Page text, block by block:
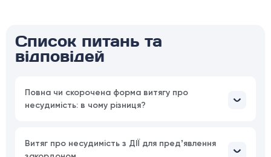
Список питань та
відповідей
Повна чи скорочена форма витягу про
несудимість: в чому різниця?
Витяг про несудимість з ДІЇ для предʼявлення